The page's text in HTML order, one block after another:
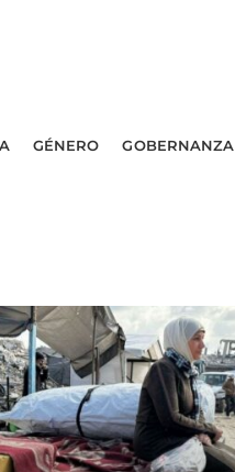
GÉNERO GOBERNANZA